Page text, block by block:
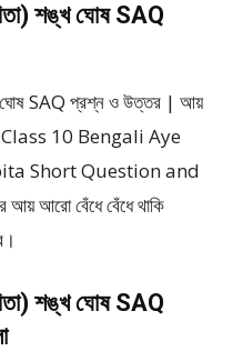
শঙ্খ ঘোষ SAQ
ঘোষ SAQ প্রশ্ন ও উত্তর | আয়
Class 10 Bengali Aye
Short Question and
আরো বেঁধে বেঁধে থাকি
শঙ্খ ঘোষ SAQ